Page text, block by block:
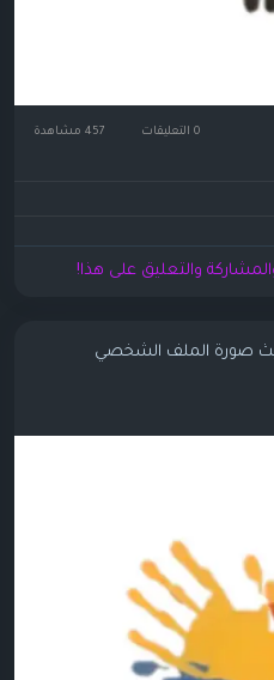
0 التعليقات
والتعليق على هذا!
صورة الملف الشخصي